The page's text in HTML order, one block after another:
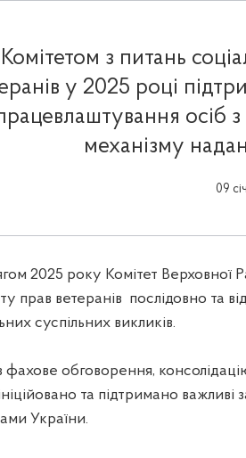
Комітетом з питань
у 2025 році
осіб з
механізму
09
2025 року Комітет Верховної
прав ветеранів послідовно та
суспільних викликів.
фахове обговорення,
та підтримано важливі
України.